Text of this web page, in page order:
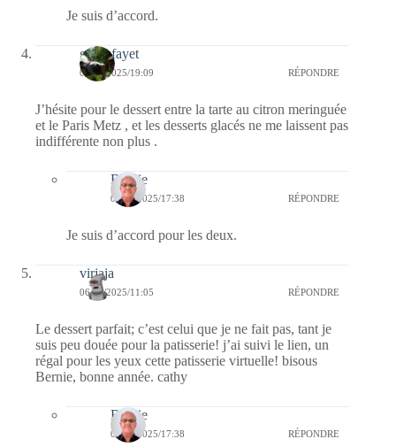
Je suis d’accord.
giselefayet
06/01/2025/19:09 RÉPONDRE
J’hésite pour le dessert entre la tarte au citron meringuée
et le Paris Metz , et les desserts glacés ne me laissent pas
indifférente non plus .
Bernie
07/01/2025/17:38 RÉPONDRE
Je suis d’accord pour les deux.
virjaja
06/01/2025/11:05 RÉPONDRE
Le dessert parfait; c’est celui que je ne fait pas, tant je
suis peu douée pour la patisserie! j’ai suivi le lien, un
régal pour les yeux cette patisserie virtuelle! bisous
Bernie, bonne année. cathy
Bernie
07/01/2025/17:38 RÉPONDRE